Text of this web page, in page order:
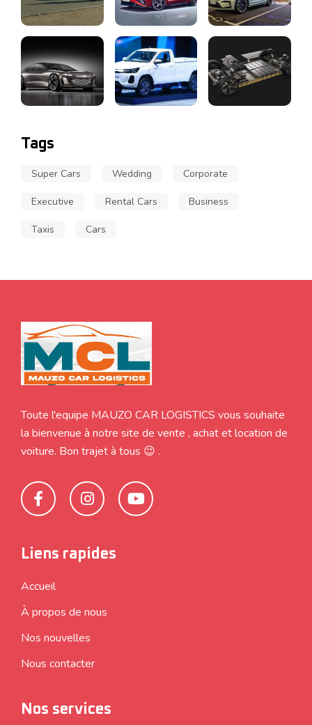
Tags
Super Cars Wedding Corporate
Executive Rental Cars Business
Taxis Cars
Toute l'equipe MAUZO CAR LOGISTICS vous souhaite
la bienvenue à notre site de vente , achat et location de
voiture. Bon trajet à tous 😉 .
Liens rapides
Accueil
À propos de nous
Nos nouvelles
Nous contacter
Nos services